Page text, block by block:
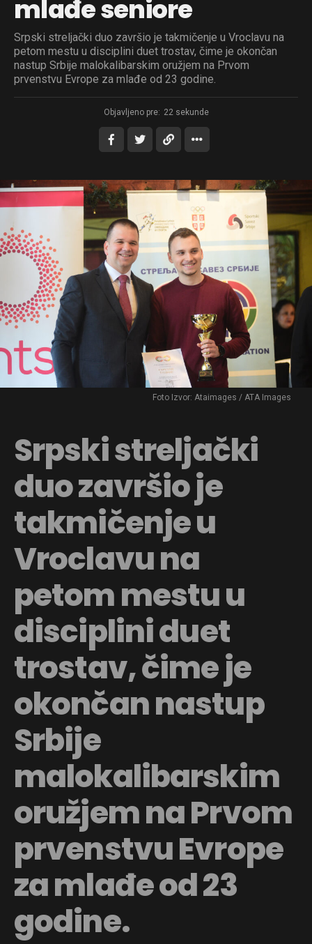
mlađe seniore
Srpski streljački duo završio je takmičenje u Vroclavu na
petom mestu u disciplini duet trostav, čime je okončan
nastup Srbije malokalibarskim oružjem na Prvom
prvenstvu Evrope za mlađe od 23 godine.
Objavljeno pre: 22 sekunde
Foto Izvor: Ataimages / ATA Images
Srpski streljački
duo završio je
takmičenje u
Vroclavu na
petom mestu u
disciplini duet
trostav, čime je
okončan nastup
Srbije
malokalibarskim
oružjem na Prvom
prvenstvu Evrope
za mlađe od 23
godine.